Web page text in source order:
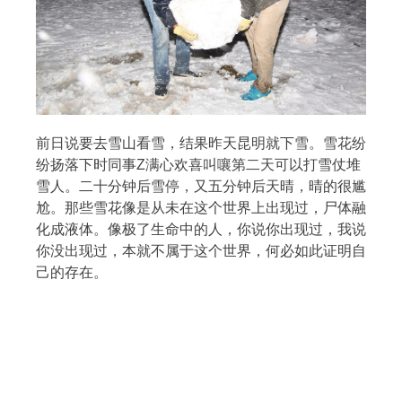
搜索
热门分类
生活 音乐 微博 故事 杂志
摄影
前日说要去雪山看雪，结果昨天昆明就下雪。雪花纷
纷扬落下时同事Z满心欢喜叫嚷第二天可以打雪仗堆
雪人。二十分钟后雪停，又五分钟后天晴，晴的很尴
尬。那些雪花像是从未在这个世界上出现过，尸体融
化成液体。 像极了生命中的人，你说你出现过，我说
你没出现过，本就不属于这个世界，何必如此证明自
己的存在。